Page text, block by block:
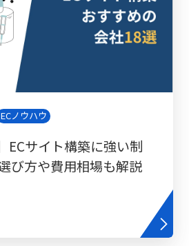
ECノウハウ
ECサイト構築に強い制
び方や費用相場も解説